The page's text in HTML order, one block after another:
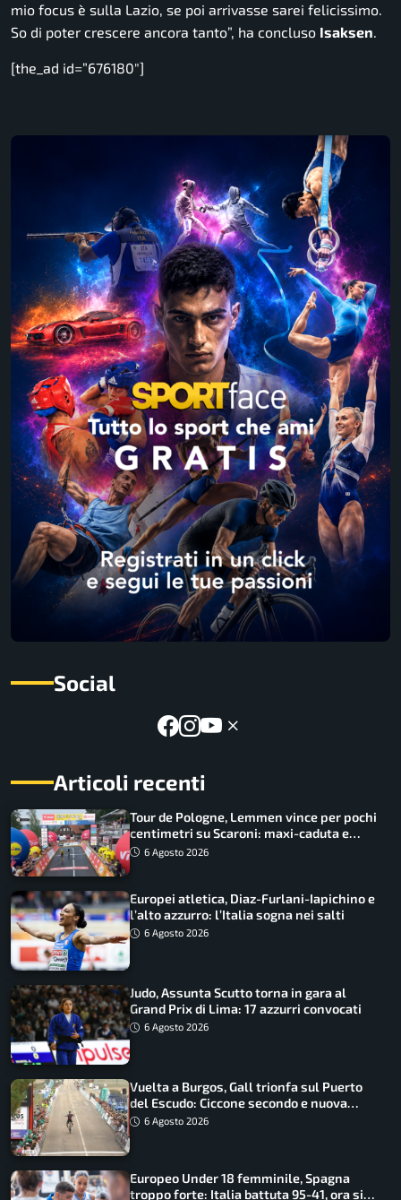
mio focus è sulla Lazio, se poi arrivasse sarei felicissimo.
So di poter crescere ancora tanto”, ha concluso Isaksen.
[the_ad id=”676180″]
Social
Articoli recenti
Tour de Pologne, Lemmen vince per pochi
centimetri su Scaroni: maxi-caduta e
tappa accorciata
6 Agosto 2026
Europei atletica, Diaz-Furlani-Iapichino e
l’alto azzurro: l’Italia sogna nei salti
6 Agosto 2026
Judo, Assunta Scutto torna in gara al
Grand Prix di Lima: 17 azzurri convocati
6 Agosto 2026
Vuelta a Burgos, Gall trionfa sul Puerto
del Escudo: Ciccone secondo e nuova
maglia di leader
6 Agosto 2026
Europeo Under 18 femminile, Spagna
troppo forte: Italia battuta 95-41, ora si